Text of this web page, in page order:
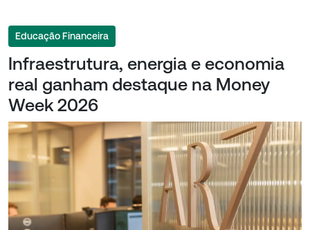
Educação Financeira
Infraestrutura, energia e economia
real ganham destaque na Money
Week 2026